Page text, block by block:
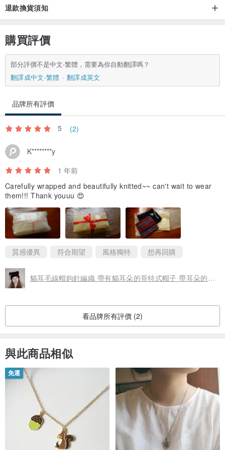
退款換貨須知
購買評價
部分評價不是中文-繁體，需要為你自動翻譯嗎？
翻譯成中文-繁體
翻譯成英文
品牌所有評價
5 (2)
K********y
1 年前
Carefully wrapped and beautifully knitted~~ can't wait to wear
them!!! Thank youuu 😍
質感優異 符合期望 風格獨特 想再回購
貓耳毛線帽鉤針編織 帶有貓耳朵的哥特式帽子 帶耳朵的萬聖節帽
看品牌所有評價 (2)
與此商品相似
免運